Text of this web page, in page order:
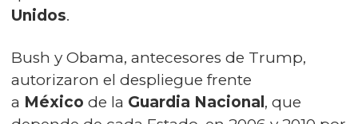
Unidos.
Bush y Obama, antecesores de Trump,
autorizaron el despliegue frente
a México de la Guardia Nacional , que